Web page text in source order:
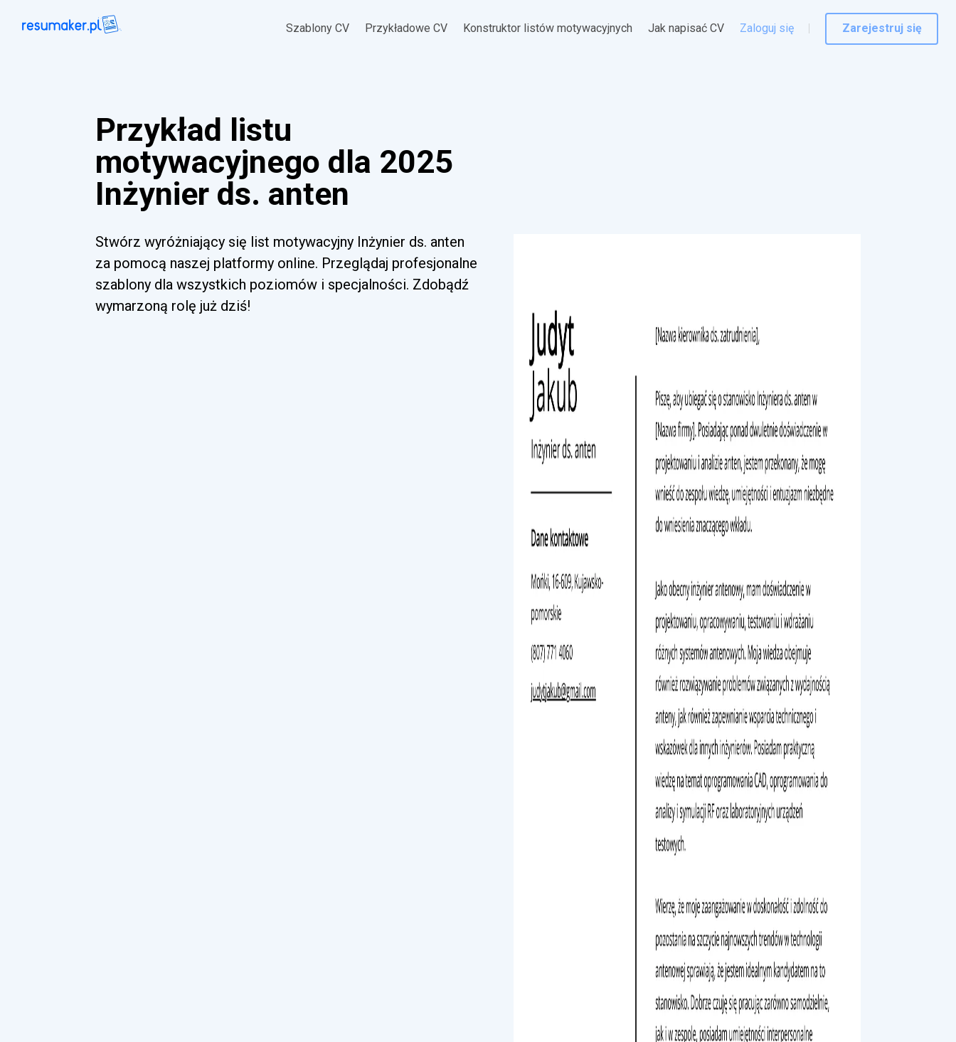
Szablony CV Przykładowe CV Konstruktor listów motywacyjnych Jak napisać CV Zaloguj się Zarejestruj się
Przykład listu
motywacyjnego dla 2025
Inżynier ds. anten
Stwórz wyróżniający się list motywacyjny Inżynier ds. anten
za pomocą naszej platformy online. Przeglądaj profesjonalne
szablony dla wszystkich poziomów i specjalności. Zdobądź
wymarzoną rolę już dziś!